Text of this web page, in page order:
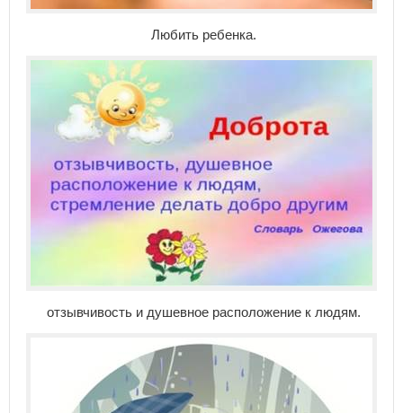
Любить ребенка.
отзывчивость и душевное расположение к людям.